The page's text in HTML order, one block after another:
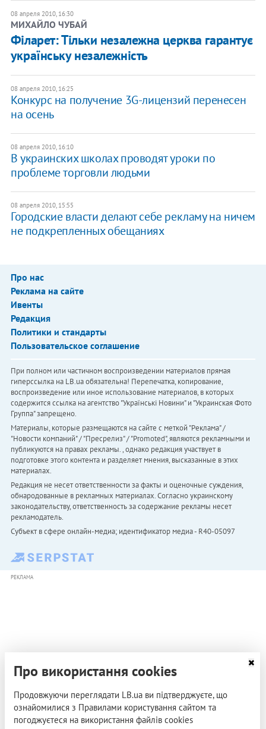
08 апреля 2010, 16:30
МИХАЙЛО ЧУБАЙ
Філарет: Тільки незалежна церква гарантує
українську незалежність
08 апреля 2010, 16:25
Конкурс на получение 3G-лицензий перенесен
на осень
08 апреля 2010, 16:10
В украинских школах проводят уроки по
проблеме торговли людьми
08 апреля 2010, 15:55
Городские власти делают себе рекламу на ничем
не подкрепленных обещаниях
Про нас
Реклама на сайте
Ивенты
Редакция
Политики и стандарты
Пользовательское соглашение
При полном или частичном воспроизведении материалов прямая
гиперссылка на LB.ua обязательна! Перепечатка, копирование,
воспроизведение или иное использование материалов, в которых
содержится ссылка на агентство "Українськi Новини" и "Украинская Фото
Группа" запрещено.
Материалы, которые размещаются на сайте с меткой "Реклама" /
"Новости компаний" / "Пресрелиз" / "Promoted", являются рекламными и
публикуются на правах рекламы. , однако редакция участвует в
подготовке этого контента и разделяет мнения, высказанные в этих
материалах.
Редакция не несет ответственности за факты и оценочные суждения,
обнародованные в рекламных материалах. Согласно украинскому
законодательству, ответственность за содержание рекламы несет
рекламодатель.
Субъект в сфере онлайн-медиа; идентификатор медиа - R40-05097
РЕКЛАМА
Про використання cookies
Продовжуючи переглядати LB.ua ви підтверджуєте, що
ознайомилися з Правилами користування сайтом та
погоджуєтеся на використання файлів cookies